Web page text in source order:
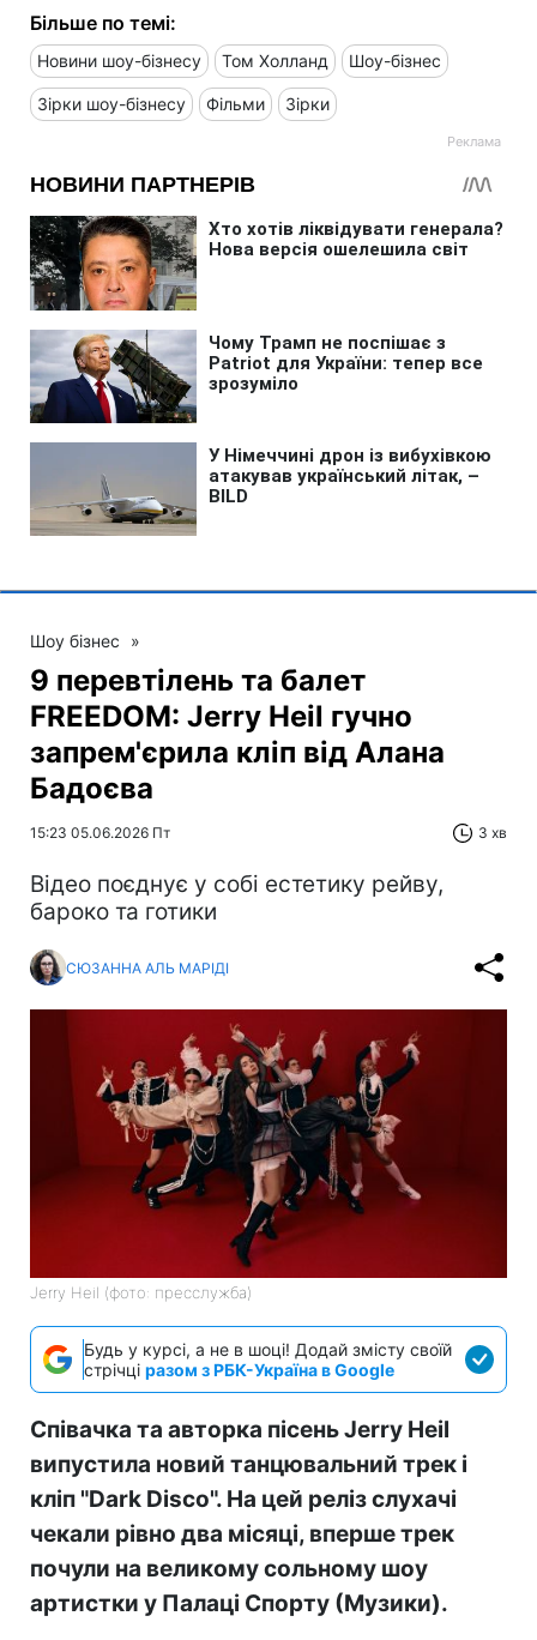
Більше по темі:
Новини шоу-бізнесу Том Холланд Шоу-бізнес
Зірки шоу-бізнесу Фільми Зірки
Шоу бізнес »
9 перевтілень та балет
FREEDOM: Jerry Heil гучно
запрем'єрила кліп від Алана
Бадоєва
15:23 05.06.2026 Пт 3 хв
Відео поєднує у собі естетику рейву,
бароко та готики
СЮЗАННА АЛЬ МАРІДІ
Jerry Heil (фото: пресслужба)
Будь у курсі, а не в шоці! Додай змісту своїй
стрічці разом з РБК-Україна в Google
Співачка та авторка пісень Jerry Heil
випустила новий танцювальний трек і
кліп "Dark Disco". На цей реліз слухачі
чекали рівно два місяці, вперше трек
почули на великому сольному шоу
артистки у Палаці Спорту (Музики).